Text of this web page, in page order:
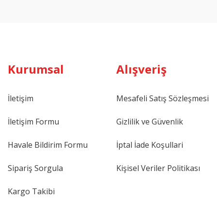
Kurumsal
İletişim
İletişim Formu
Havale Bildirim Formu
Sipariş Sorgula
Kargo Takibi
Alışveriş
Mesafeli Satış Sözleşmesi
Gizlilik ve Güvenlik
İptal İade Koşullari
Kişisel Veriler Politikası